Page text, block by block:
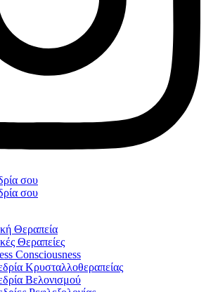
σου
σου
Θεραπεία
Θεραπείες
Consciousness
Κρυσταλλοθεραπείας
Βελονισμού